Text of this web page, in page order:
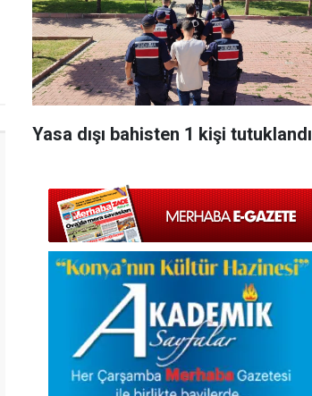
Yasa dışı bahisten 1 kişi tutuklandı